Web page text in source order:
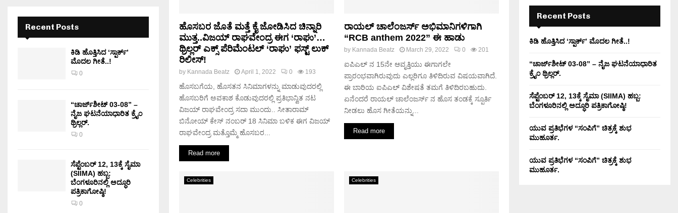
ಹೊಸಬರ ಜೊತೆ ಮತ್ತೆ ಕೈ ಜೋಡಿಸಿದ ಚಿನ್ನಾರಿ
ಮುತ್ತ..ವಿಜಯ್ ರಾಘವೇಂದ್ರ ಈಗ ‘ರಾಘು’…
ಥ್ರಿಲ್ಲರ್ ಎಕ್ಸ್ ಪೆರಿಮೆಂಟಲ್ ‘ರಾಘು’ ಫಸ್ಟ್ ಲುಕ್
ರಿಲೀಸ್!
by Kannada Beatz April 1, 2022 0 193
ಹೊಸಬಗೆಯ, ಹೊಸತನ ಸಿನಿಮಾಗಳನ್ನು ಮಾಡುವುದರಲ್ಲಿ
ಹೊಸಬರಿಗೆ ಅವಕಾಶ ಕೊಡುವುದರಲ್ಲಿ ಪ್ರತಿಭಾನ್ವಿತ ನಟ
ವಿಜಯ್ ರಾಘವೇಂದ್ರ ಸದಾ ಮುಂದು.. ಸೀತಾರಾಮ್
ಬಿನೋಯ್ ಕೇಸ್ ನಂಬರ್ 18 ಸಿನಿಮಾ ಬಳಿಕ ಈಗ ವಿಜಯ್
ರಾಘವೇಂದ್ರ ಮತ್ತೊಮ್ಮೆ ಹೊಸಬರ...
Read more
ರಾಯಲ್ ಚಾಲೆಂಜರ್ಸ್ ಅಭಿಮಾನಿಗಳಿಗಾಗಿ
“RCB anthem 2022” ಈ ಹಾಡು
by Kannada Beatz March 29, 2022 0 201
ಐಪಿಎಲ್ ನ 15ನೇ ಆವೃತ್ತಿಯು ಈಗಾಗಲೇ
ಪ್ರಾರಂಭವಾಗಿರುವುದು ಎಲ್ಲರಿಗೂ ತಿಳಿದಿರುವ ವಿಷಯವಾಗಿದೆ.
ಈ ಬಾರಿಯ ಐಪಿಎಲ್ ವಿಶೇಷತೆ ತಮಗೆ ತಿಳಿದಿರಬಹುದು.
ಏನೆಂದರೆ ರಾಯಲ್ ಚಾಲೆಂಜರ್ಸ್ ನ ಹೊಸ ತಂಡಕ್ಕೆ ಸ್ಪೂರ್ತಿ
ನೀಡಲು ಹೊಸ ಗೀತೆಯನ್ನು...
Read more
Celebrities Celebrities
Recent Posts
ಕಿಡಿ‌‌ ಹೊತ್ತಿಸಿದ ‘ಸ್ಪಾರ್ಕ್’
ಮೊದಲ‌ ಗೀತೆ..!
0
“ಚಾರ್ಜ್‌ಶೀಟ್ 03-08” –
ನೈಜ ಘಟನೆಯಾಧಾರಿತ ಕ್ರೈಂ
ಥ್ರಿಲ್ಲರ್.
0
ಸೆಪ್ಟೆಂಬರ್ 12, 13ಕ್ಕೆ ಸೈಮಾ
(SIIMA) ಹಬ್ಬ:
ಬೆಂಗಳೂರಿನಲ್ಲಿ ಅದ್ಧೂರಿ
ಪತ್ರಿಕಾಗೋಷ್ಠಿ!
0
Recent Posts
ಕಿಡಿ‌‌ ಹೊತ್ತಿಸಿದ ‘ಸ್ಪಾರ್ಕ್’ ಮೊದಲ‌ ಗೀತೆ..!
“ಚಾರ್ಜ್‌ಶೀಟ್ 03-08” – ನೈಜ ಘಟನೆಯಾಧಾರಿತ
ಕ್ರೈಂ ಥ್ರಿಲ್ಲರ್.
ಸೆಪ್ಟೆಂಬರ್ 12, 13ಕ್ಕೆ ಸೈಮಾ (SIIMA) ಹಬ್ಬ:
ಬೆಂಗಳೂರಿನಲ್ಲಿ ಅದ್ಧೂರಿ ಪತ್ರಿಕಾಗೋಷ್ಠಿ!
ಯುವ ಪ್ರತಿಭೆಗಳ “ಸಂಪಿಗೆ” ಚಿತ್ರಕ್ಕೆ ಶುಭ
ಮುಹೂರ್ತ.
ಯುವ ಪ್ರತಿಭೆಗಳ “ಸಂಪಿಗೆ” ಚಿತ್ರಕ್ಕೆ ಶುಭ
ಮುಹೂರ್ತ.